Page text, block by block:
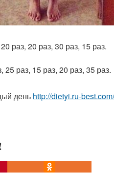
раз, 20 раз, 30 раз, 15 раз.
25 раз, 15 раз, 20 раз, 35 раз.
день http://dietyi.ru-